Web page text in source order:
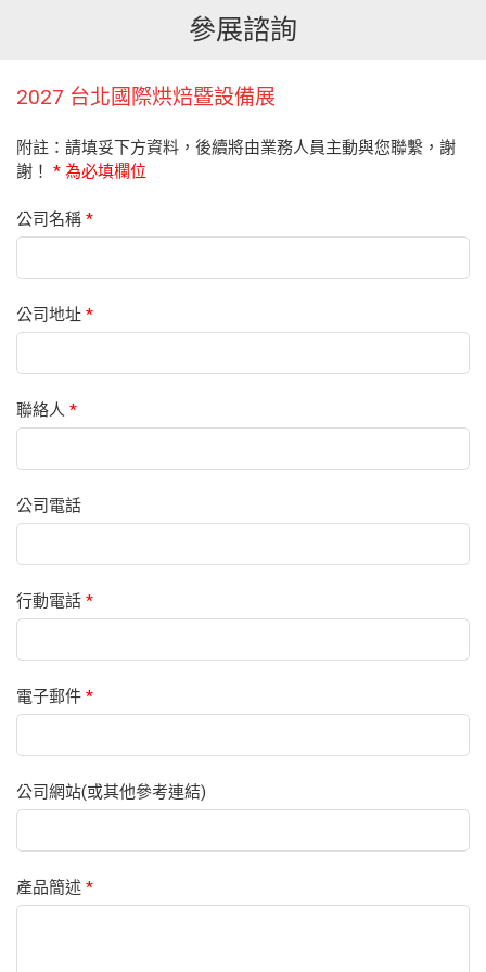
參展諮詢
2027 台北國際烘焙暨設備展
附註：請填妥下方資料，後續將由業務人員主動與您聯繫，謝
謝！ * 為必填欄位
公司名稱 *
公司地址 *
聯絡人 *
公司電話
行動電話 *
電子郵件 *
公司網站(或其他參考連結)
產品簡述 *